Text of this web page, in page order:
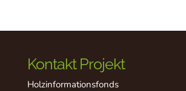
Kontakt Projekt
Holzinformationsfonds